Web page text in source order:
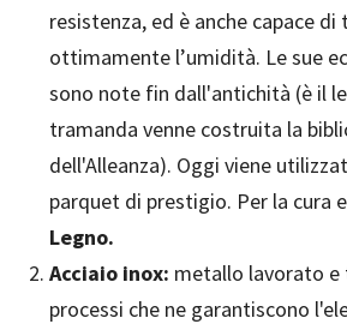
resistenza, ed è anche capace di
ottimamente l’umidità. Le sue
sono note fin dall'antichità (è il
tramanda venne costruita la
dell'Alleanza). Oggi viene
parquet di prestigio. Per la cura
Legno.
Acciaio inox: metallo lavorato
processi che ne garantiscono